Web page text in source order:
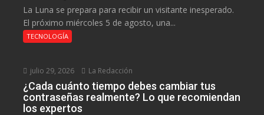
La Luna se prepara para recibir un visitante inesperado.
El próximo miércoles 5 de agosto, una...
TECNOLOGÍA
julio 29, 2026 La Redacción
¿Cada cuánto tiempo debes cambiar tus
contraseñas realmente? Lo que recomiendan
los expertos